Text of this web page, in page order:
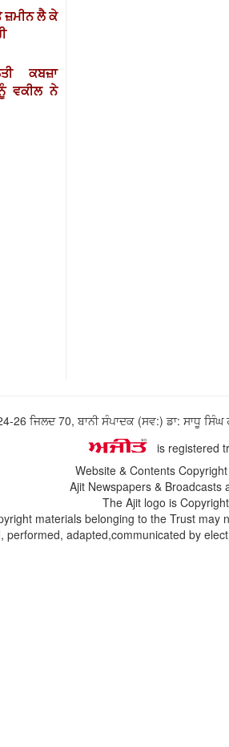
ਜ਼ਮੀਨ ਲੈ ਕੇ
ਕਬਜ਼ਾ
ਵਕੀਲ ਨੇ
26 ਜਿਲਦ 70, ਬਾਨੀ ਸੰਪਾਦਕ (ਸਵ:) ਡਾ: ਸਾਧੂ
is registered
Website & Contents
Ajit Newspapers &
The Ajit logo is
materials belonging to the Trust
performed, adapted,communicated by